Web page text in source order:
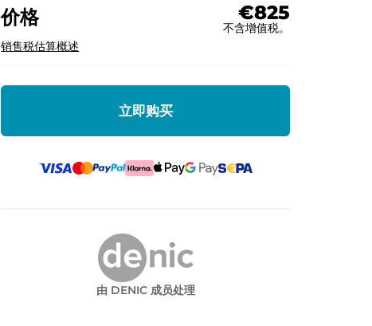
价格 €825
不含增值税。
销售税估算概述
立即购买
由 DENIC 成员处理